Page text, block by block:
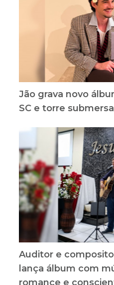
Jão grava novo
SC e torre
Auditor e
lança álbum com
romance e